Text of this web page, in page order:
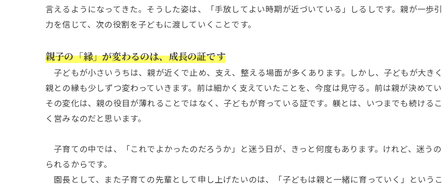
言えるようになってきた。そうした姿は、「手放してよい時期が近づいている」しるしです。親が一歩
力を信じて、次の役割を子どもに渡していくことです。
親子の「縁」が変わるのは、成長の証です
子どもが小さいうちは、親が近くで止め、支え、整える場面が多くあります。しかし、子どもが大き
親との縁も少しずつ変わっていきます。前は細かく支えていたことを、今度は見守る。前は親が決めて
その変化は、親の役目が薄れることではなく、子どもが育っている証です。躾とは、いつまでも続ける
く営みなのだと思います。
子育ての中では、「これでよかったのだろうか」と迷う日が、きっと何度もあります。けれど、迷う
られるからです。
園長として、また子育ての先輩として申し上げたいのは、「子どもは親と一緒に育っていく」という